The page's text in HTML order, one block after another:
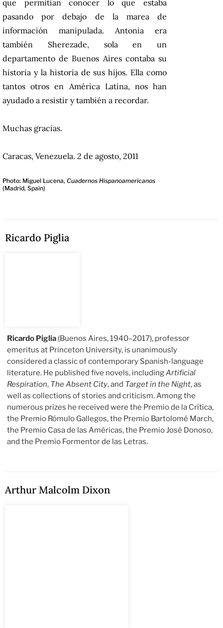
que permitían conocer lo que estaba
pasando por debajo de la marea de
información manipulada. Antonia era
también Sherezade, sola en un
departamento de Buenos Aires contaba su
historia y la historia de sus hijos. Ella como
tantos otros en América Latina, nos han
ayudado a resistir y también a recordar.
Muchas gracias.
Caracas, Venezuela. 2 de agosto, 2011
Photo: Miguel Lucena, Cuadernos Hispanoamericanos
(Madrid, Spain)
Ricardo Piglia
Ricardo Piglia (Buenos Aires, 1940–2017), professor
emeritus at Princeton University, is unanimously
considered a classic of contemporary Spanish-language
literature. He published five novels, includingArtificial
Respiration, The Absent City, and Target in the Night, as
well as collections of stories and criticism. Among the
numerous prizes he received were the Premio de la Crítica,
the Premio Rómulo Gallegos, the Premio Bartolomé March,
the Premio Casa de las Américas, the Premio José Donoso,
and the Premio Formentor de las Letras.
Arthur Malcolm Dixon